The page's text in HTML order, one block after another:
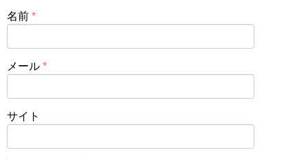
名前 *
メール *
サイト